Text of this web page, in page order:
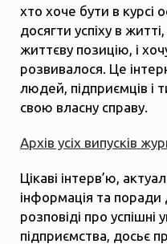
хто хоче бути в курсі
досягти успіху в
життєву позицію, і
розвивалося. Це
людей, підприємців і
свою власну справу.
Архів усіх випусків
Цікаві інтерв’ю,
інформація та
розповіді про успішні
підприємства, досьє